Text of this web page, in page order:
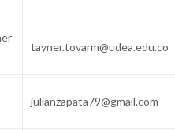
tayner.tovarm@udea.edu.co
julianzapata79@gmail.com